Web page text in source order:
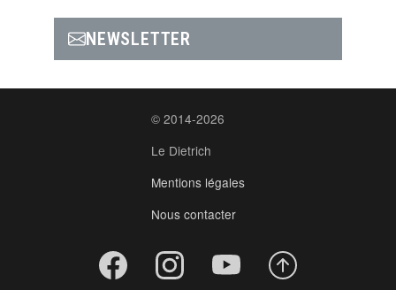
NEWSLETTER
© 2014-2026
Le Dietrich
Mentions légales
Nous contacter